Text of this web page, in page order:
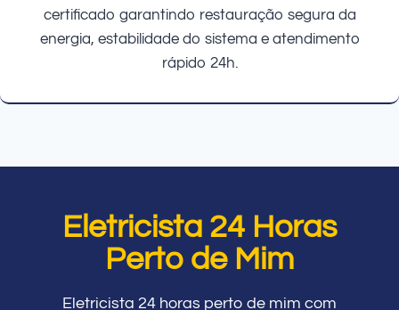
certificado garantindo restauração segura da
energia, estabilidade do sistema e atendimento
rápido 24h.
Eletricista 24 Horas
Perto de Mim
Eletricista 24 horas perto de mim com